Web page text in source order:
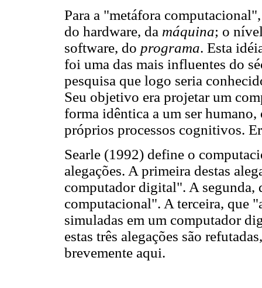
Para a "metáfora
do hardware, da máquina; o
software, do programa. Esta
foi uma das mais influentes do
pesquisa que logo seria
Seu objetivo era projetar um
forma idêntica a um ser
próprios processos cognitivos.
Searle (1992) define o
alegações. A primeira destas
computador digital". A segunda,
computacional". A terceira, que
simuladas em um computador
estas três alegações são
brevemente aqui.